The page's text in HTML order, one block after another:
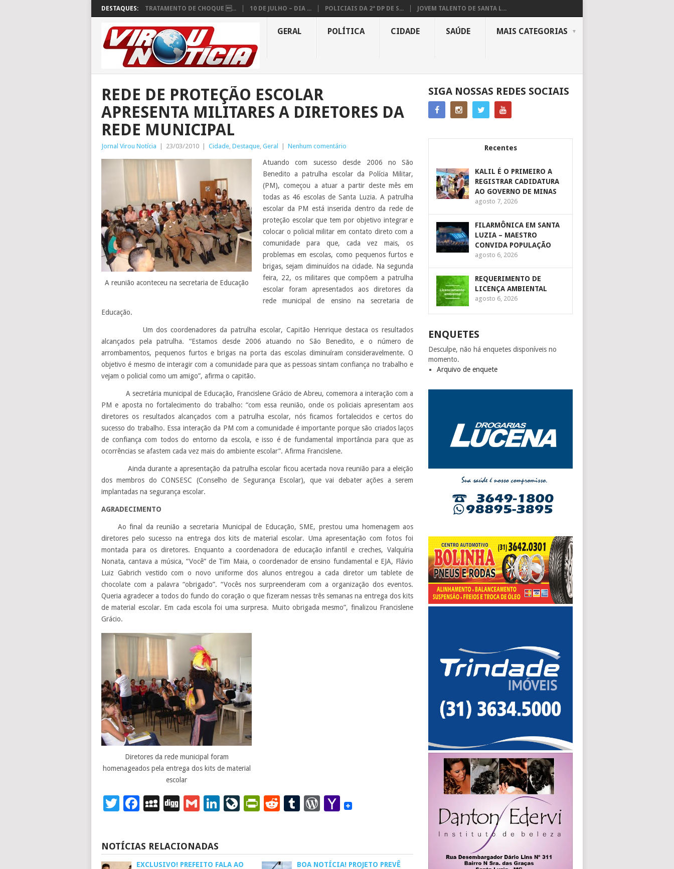
DESTAQUES: TRATAMENTO DE CHOQUE ... 10 DE JULHO – DIA ... POLICIAIS DA 2ª DP DE S... JOVEM TALENTO DE SANTA L...
GERAL POLÍTICA CIDADE SAÚDE MAIS CATEGORIAS
REDE DE PROTEÇÃO ESCOLAR
APRESENTA MILITARES A DIRETORES DA
REDE MUNICIPAL
Jornal Virou Notícia 23/03/2010 Cidade, Destaque, Geral Nenhum comentário
A reunião aconteceu na secretaria de Educação
Atuando com sucesso desde 2006 no São
Benedito a patrulha escolar da Polícia Militar,
(PM), começou a atuar a partir deste mês em
todas as 46 escolas de Santa Luzia. A patrulha
escolar da PM está inserida dentro da rede de
proteção escolar que tem por objetivo integrar e
colocar o policial militar em contato direto com a
comunidade para que, cada vez mais, os
problemas em escolas, como pequenos furtos e
brigas, sejam diminuídos na cidade. Na segunda
feira, 22, os militares que compõem a patrulha
escolar foram apresentados aos diretores da
rede municipal de ensino na secretaria de
Educação.
Um dos coordenadores da patrulha escolar, Capitão Henrique destaca os resultados
alcançados pela patrulha. “Estamos desde 2006 atuando no São Benedito, e o número de
arrombamentos, pequenos furtos e brigas na porta das escolas diminuíram consideravelmente. O
objetivo é mesmo de interagir com a comunidade para que as pessoas sintam confiança no trabalho e
vejam o policial como um amigo”, afirma o capitão.
A secretária municipal de Educação, Francislene Grácio de Abreu, comemora a interação com a
PM e aposta no fortalecimento do trabalho: “com essa reunião, onde os policiais apresentam aos
diretores os resultados alcançados com a patrulha escolar, nós ficamos fortalecidos e certos do
sucesso do trabalho. Essa interação da PM com a comunidade é importante porque são criados laços
de confiança com todos do entorno da escola, e isso é de fundamental importância para que as
ocorrências se afastem cada vez mais do ambiente escolar”. Afirma Francislene.
Ainda durante a apresentação da patrulha escolar ficou acertada nova reunião para a eleição
dos membros do CONSESC (Conselho de Segurança Escolar), que vai debater ações a serem
implantadas na segurança escolar.
AGRADECIMENTO
Ao final da reunião a secretaria Municipal de Educação, SME, prestou uma homenagem aos
diretores pelo sucesso na entrega dos kits de material escolar. Uma apresentação com fotos foi
montada para os diretores. Enquanto a coordenadora de educação infantil e creches, Valquíria
Nonata, cantava a música, “Você” de Tim Maia, o coordenador de ensino fundamental e EJA, Flávio
Luiz Gabrich vestido com o novo uniforme dos alunos entregou a cada diretor um tablete de
chocolate com a palavra “obrigado”. “Vocês nos surpreenderam com a organização dos eventos.
Queria agradecer a todos do fundo do coração o que fizeram nessas três semanas na entrega dos kits
de material escolar. Em cada escola foi uma surpresa. Muito obrigada mesmo”, finalizou Francislene
Grácio.
Diretores da rede municipal foram
homenageados pela entrega dos kits de material
escolar
Twitter
Facebook
MySpace
DiggGmailLinkedIn
LiveJournal
PrintFriendly
RedditTumblr
WordPress
Yahoo
NOTÍCIAS RELACIONADAS
EXCLUSIVO! PREFEITO FALA AO
BOA NOTÍCIA! PROJETO PREVÊ
SIGA NOSSAS REDES SOCIAIS
Recentes
KALIL É O PRIMEIRO A
REGISTRAR CADIDATURA
AO GOVERNO DE MINAS
agosto 7, 2026
FILARMÔNICA EM SANTA
LUZIA – MAESTRO
CONVIDA POPULAÇÃO
agosto 6, 2026
REQUERIMENTO DE
LICENÇA AMBIENTAL
agosto 6, 2026
ENQUETES
Desculpe, não há enquetes disponíveis no
momento.
Arquivo de enquete